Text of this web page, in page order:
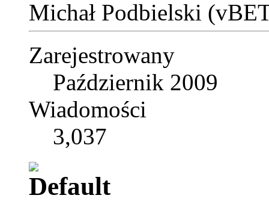
Michał Podbielski
Zarejestrowany
Październik 2009
Wiadomości
3,037